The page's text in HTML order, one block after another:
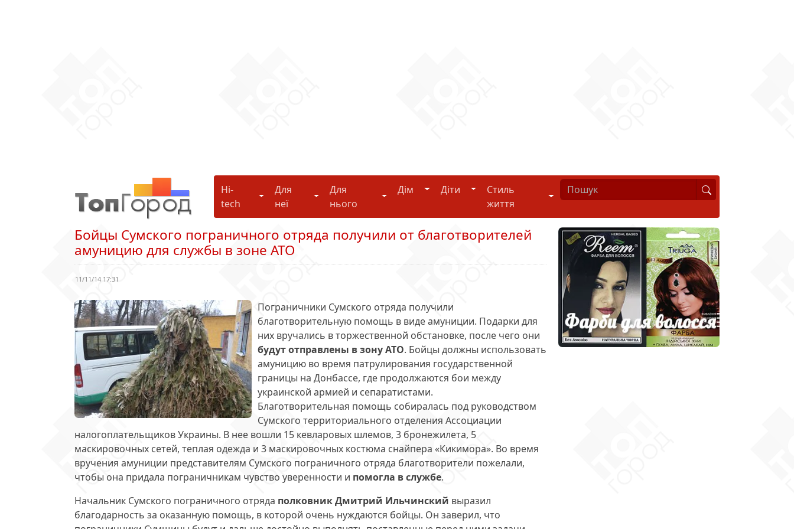
Hi-
tech
Hi-tech
Для
неї
Для неї
Для
нього
Для нього
Дім Дім Діти ДітиСтиль
життя
Стиль життя
Бойцы Сумского пограничного отряда получили от благотворителей
амуницию для службы в зоне АТО
11/11/14 17:31
Пограничники Сумского отряда получили
благотворительную помощь в виде амуниции. Подарки для
них вручались в торжественной обстановке, после чего они
будут отправлены в зону АТО. Бойцы должны использовать
амуницию во время патрулирования государственной
границы на Донбассе, где продолжаются бои между
украинской армией и сепаратистами.
Благотворительная помощь собиралась под руководством
Сумского территориального отделения Ассоциации
налогоплательщиков Украины. В нее вошли 15 кевларовых шлемов, 3 бронежилета, 5
маскировочных сетей, теплая одежда и 3 маскировочных костюма снайпера «Кикимора». Во время
вручения амуниции представителям Сумского пограничного отряда благотворители пожелали,
чтобы она придала пограничникам чувство уверенности и помогла в службе.
Начальник Сумского пограничного отряда полковник Дмитрий Ильчинский выразил
благодарность за оказанную помощь, в которой очень нуждаются бойцы. Он заверил, что